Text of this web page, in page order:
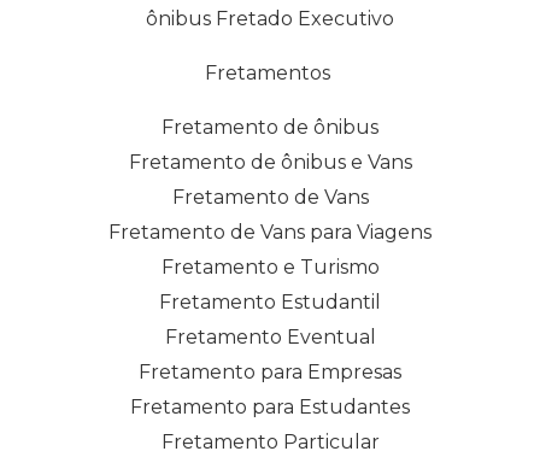
ônibus Fretado Executivo
Fretamentos
Fretamento de ônibus
Fretamento de ônibus e Vans
Fretamento de Vans
Fretamento de Vans para Viagens
Fretamento e Turismo
Fretamento Estudantil
Fretamento Eventual
Fretamento para Empresas
Fretamento para Estudantes
Fretamento Particular